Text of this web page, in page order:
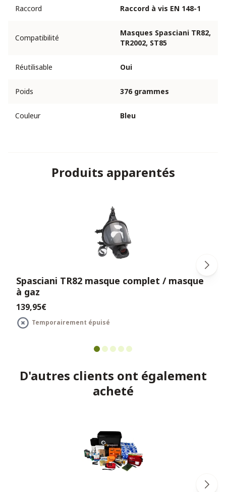
Raccord Raccord à vis EN 148-1
Compatibilité
Masques Spasciani TR82,
TR2002, ST85
Réutilisable Oui
Poids 376 grammes
Couleur Bleu
Produits apparentés
Spasciani TR82 masque complet / masque
à gaz
139,95€
Temporairement épuisé
D'autres clients ont également
acheté